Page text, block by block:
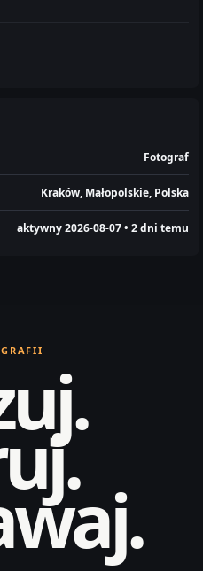
Fotograf
Kraków, Małopolskie, Polska
aktywny 2026-08-07 • 2 dni temu